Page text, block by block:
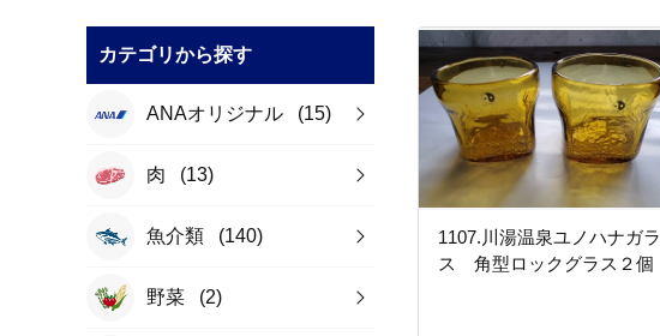
カテゴリから探す
ANAオリジナル (15)
肉 (13)
魚介類 (140)
野菜 (2)
1107.川湯温泉ユノハナガラ
ス 角型ロックグラス２個